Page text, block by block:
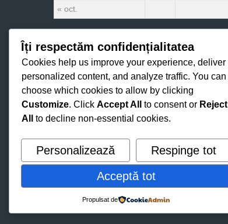
« oct.
© 2026 FC MILSAMI ORHEI
Îți respectăm confidențialitatea
Cookies help us improve your experience, deliver
personalized content, and analyze traffic. You can
choose which cookies to allow by clicking
Customize. Click Accept All to consent or Reject
All
to decline non-essential cookies.
Personalizează
Respinge tot
Acceptă tot
Propulsat de